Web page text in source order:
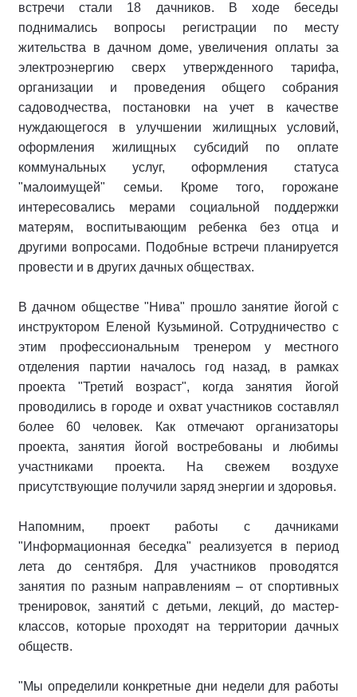
встречи стали 18 дачников. В ходе беседы
поднимались вопросы регистрации по месту
жительства в дачном доме, увеличения оплаты за
электроэнергию сверх утвержденного тарифа,
организации и проведения общего собрания
садоводчества, постановки на учет в качестве
нуждающегося в улучшении жилищных условий,
оформления жилищных субсидий по оплате
коммунальных услуг, оформления статуса
"малоимущей" семьи. Кроме того, горожане
интересовались мерами социальной поддержки
матерям, воспитывающим ребенка без отца и
другими вопросами. Подобные встречи планируется
провести и в других дачных обществах.
В дачном обществе "Нива" прошло занятие йогой с
инструктором Еленой Кузьминой. Сотрудничество с
этим профессиональным тренером у местного
отделения партии началось год назад, в рамках
проекта "Третий возраст", когда занятия йогой
проводились в городе и охват участников составлял
более 60 человек. Как отмечают организаторы
проекта, занятия йогой востребованы и любимы
участниками проекта. На свежем воздухе
присутствующие получили заряд энергии и здоровья.
Напомним, проект работы с дачниками
"Информационная беседка" реализуется в период
лета до сентября. Для участников проводятся
занятия по разным направлениям – от спортивных
тренировок, занятий с детьми, лекций, до мастер-
классов, которые проходят на территории дачных
обществ.
"Мы определили конкретные дни недели для работы